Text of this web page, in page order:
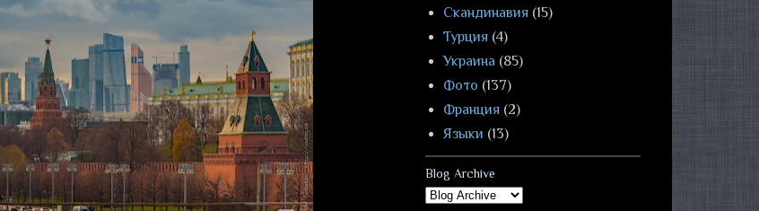
Скандинавия (15)
Турция (4)
Украина (85)
Фото (137)
Франция (2)
Языки (13)
Blog Archive